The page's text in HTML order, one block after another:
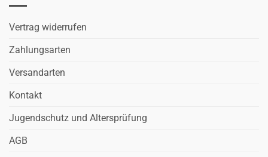
Vertrag widerrufen
Zahlungsarten
Versandarten
Kontakt
Jugendschutz und Altersprüfung
AGB